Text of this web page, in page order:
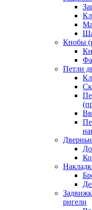
Кнобы
Петли
ригели